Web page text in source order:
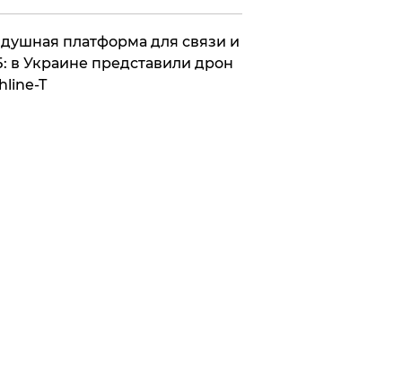
платформа для связи и
в Украине представили дрон
T